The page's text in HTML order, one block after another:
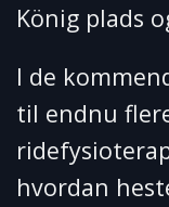
König plads
I de
til endnu
hvordan